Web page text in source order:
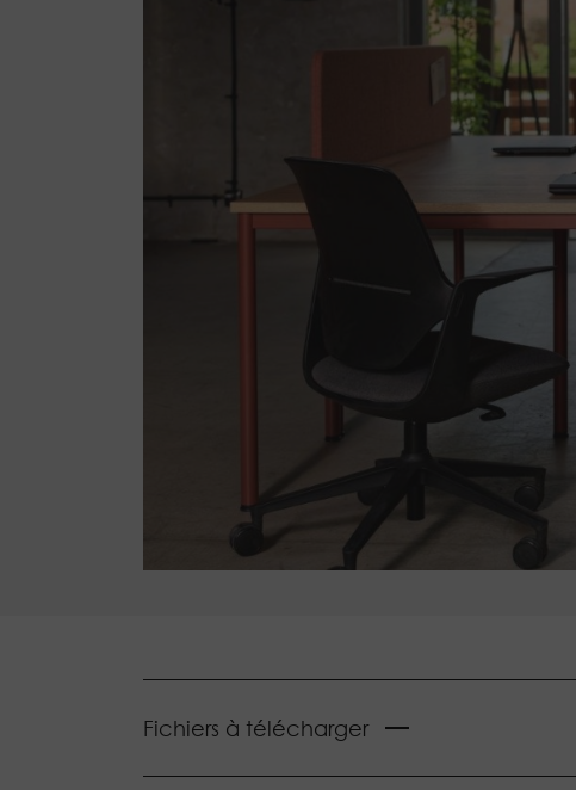
Fichiers à télécharger